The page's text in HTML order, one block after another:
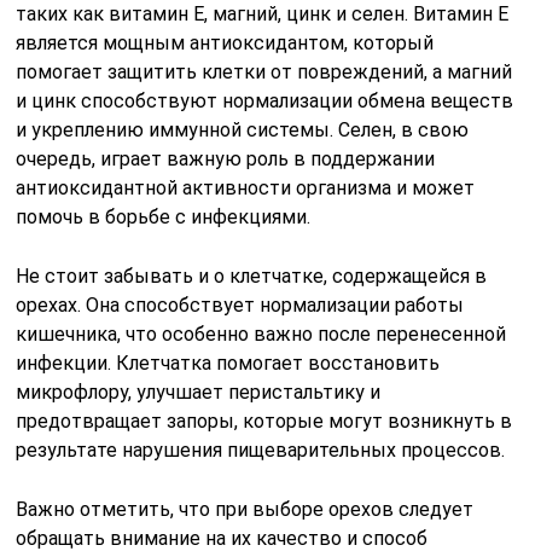
таких как витамин Е, магний, цинк и селен. Витамин Е
является мощным антиоксидантом, который
помогает защитить клетки от повреждений, а магний
и цинк способствуют нормализации обмена веществ
и укреплению иммунной системы. Селен, в свою
очередь, играет важную роль в поддержании
антиоксидантной активности организма и может
помочь в борьбе с инфекциями.
Не стоит забывать и о клетчатке, содержащейся в
орехах. Она способствует нормализации работы
кишечника, что особенно важно после перенесенной
инфекции. Клетчатка помогает восстановить
микрофлору, улучшает перистальтику и
предотвращает запоры, которые могут возникнуть в
результате нарушения пищеварительных процессов.
Важно отметить, что при выборе орехов следует
обращать внимание на их качество и способ